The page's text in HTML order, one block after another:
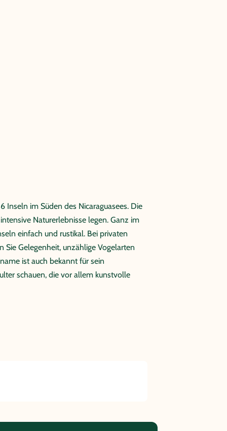
Inseln im Süden des Nicaraguasees. Die
Naturerlebnisse legen. Ganz im
einfach und rustikal. Bei privaten
Gelegenheit, unzählige Vogelarten
ist auch bekannt für sein
schauen, die vor allem kunstvolle